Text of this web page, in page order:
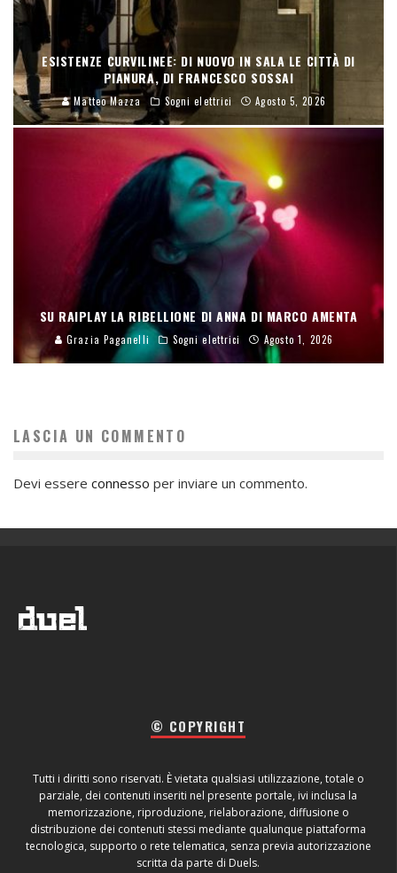
ESISTENZE CURVILINEE: DI NUOVO IN SALA LE CITTÀ DI
PIANURA, DI FRANCESCO SOSSAI
Matteo Mazza Sogni elettrici Agosto 5, 2026
SU RAIPLAY LA RIBELLIONE DI ANNA DI MARCO AMENTA
Grazia Paganelli Sogni elettrici Agosto 1, 2026
LASCIA UN COMMENTO
Devi essere connesso per inviare un commento.
© COPYRIGHT
Tutti i diritti sono riservati. È vietata qualsiasi utilizzazione, totale o
parziale, dei contenuti inseriti nel presente portale, ivi inclusa la
memorizzazione, riproduzione, rielaborazione, diffusione o
distribuzione dei contenuti stessi mediante qualunque piattaforma
tecnologica, supporto o rete telematica, senza previa autorizzazione
scritta da parte di Duels.